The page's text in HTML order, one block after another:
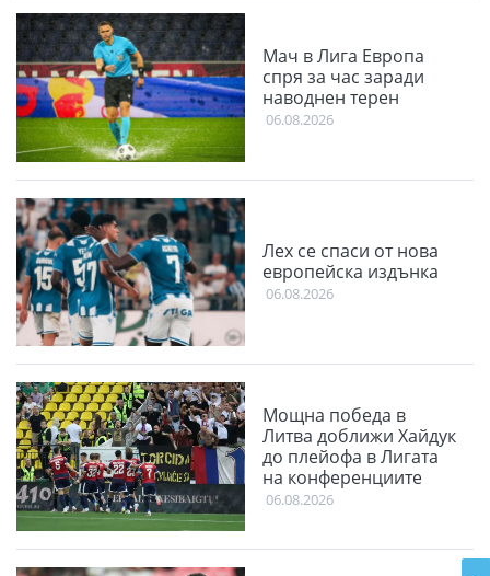
Мач в Лига Европа
спря за час заради
наводнен терен
06.08.2026
Лех се спаси от нова
европейска издънка
06.08.2026
Мощна победа в
Литва доближи Хайдук
до плейофа в Лигата
на конференциите
06.08.2026